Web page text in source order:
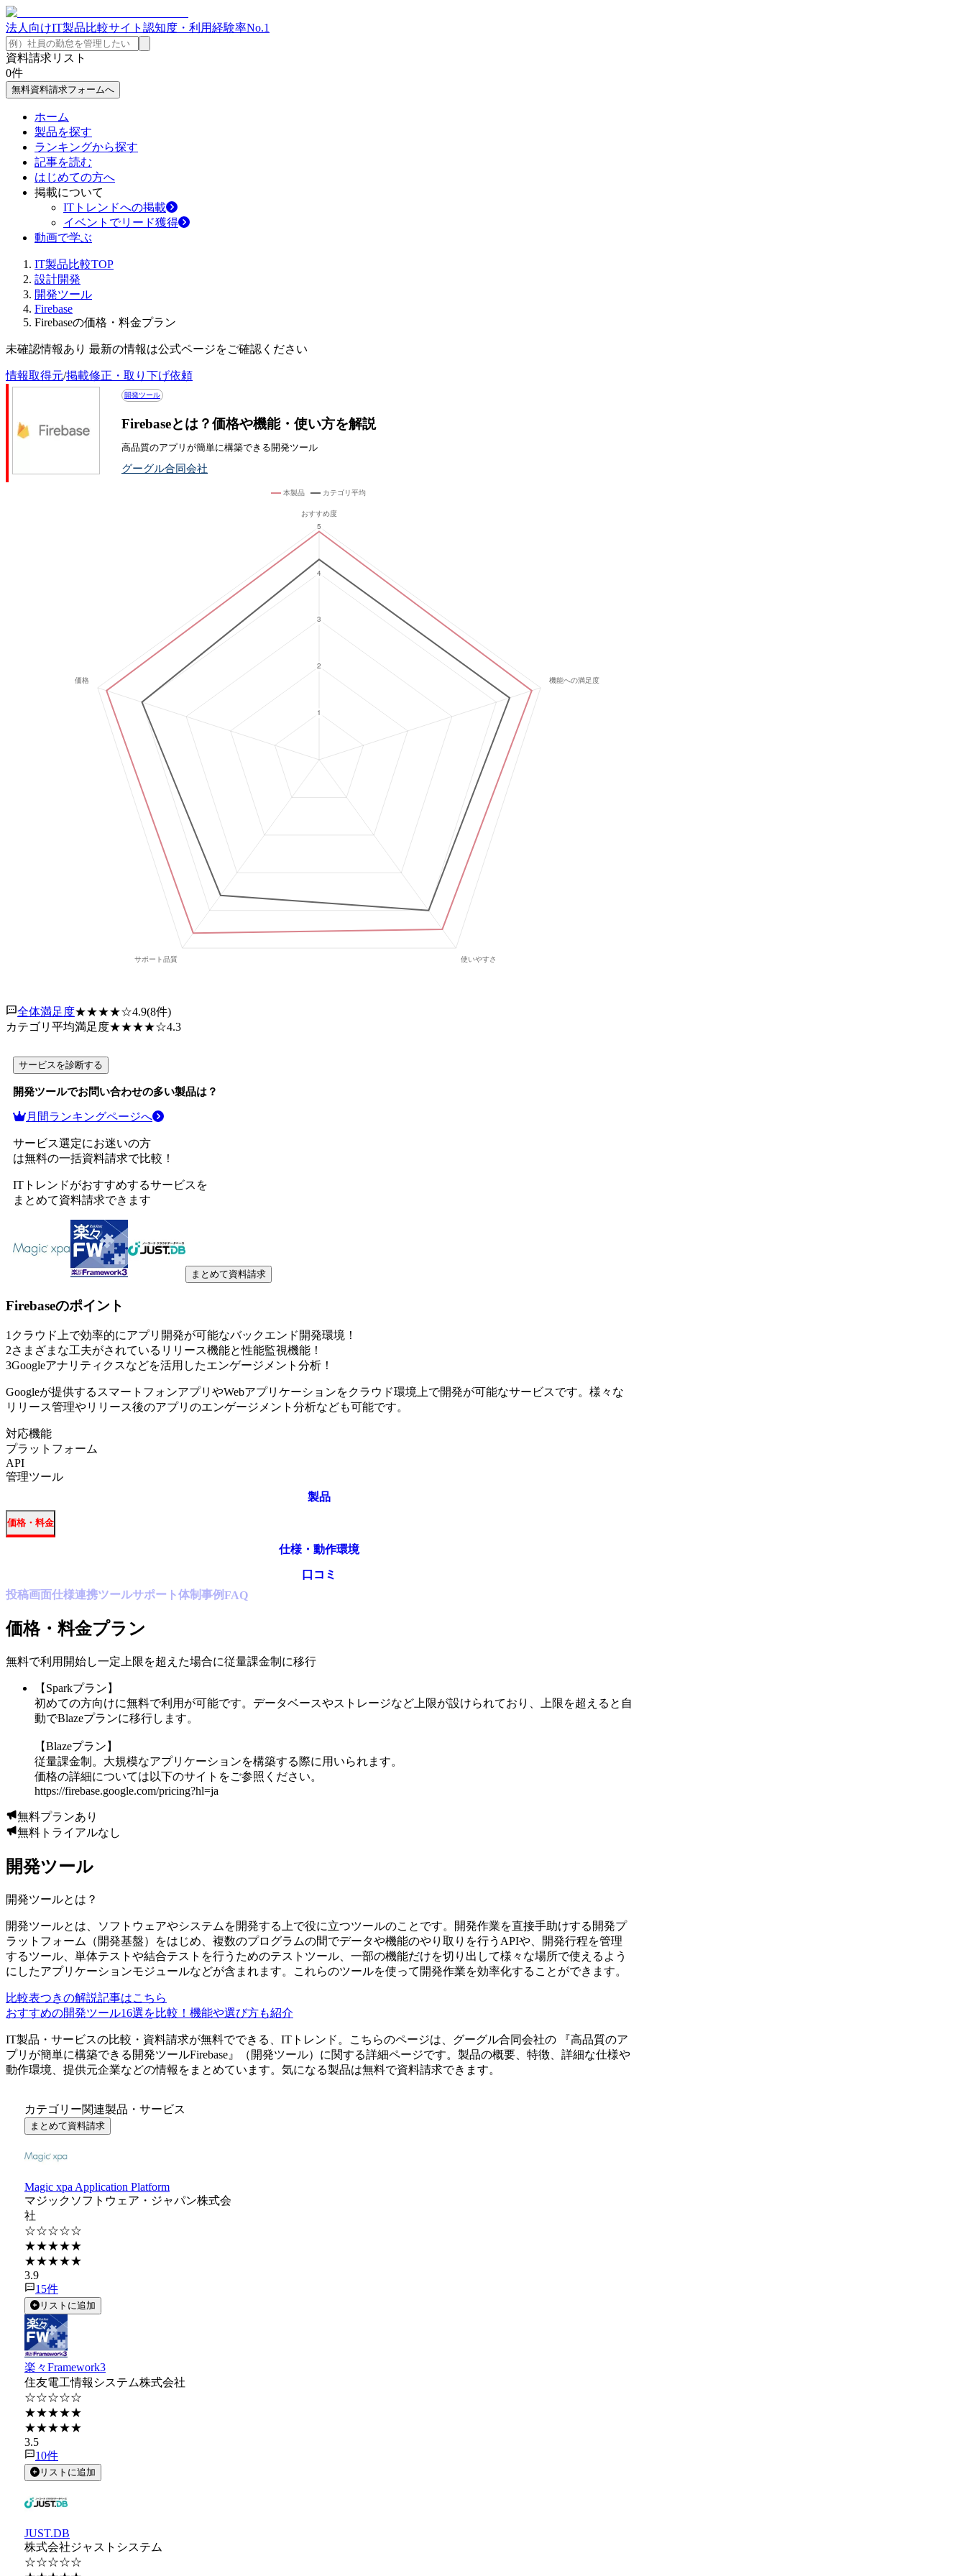
法人向けIT製品比較サイト 認知度・利用経験率No.1
資料請求リスト
0件
無料資料請求フォームへ
ホーム
製品を探す
ランキングから探す
記事を読む
はじめての方へ
掲載について
ITトレンドへの掲載
イベントでリード獲得
動画で学ぶ
IT製品比較TOP
設計開発
開発ツール
Firebase
Firebaseの価格・料金プラン
未確認情報あり 最新の情報は公式ページをご確認ください
情報取得元/掲載修正・取り下げ依頼
開発ツール
Firebaseとは？価格や機能・使い方を解説
高品質のアプリが簡単に構築できる開発ツール
グーグル合同会社
全体満足度★★★★☆4.9(8件)
カテゴリ平均満足度★★★★☆4.3
サービスを診断する
開発ツールでお問い合わせの多い製品は？
月間ランキングページへ
サービス選定にお迷いの方
は無料の一括資料請求で比較！
ITトレンドがおすすめするサービスを
まとめて資料請求できます
まとめて資料請求
Firebaseのポイント
1クラウド上で効率的にアプリ開発が可能なバックエンド開発環境！
2さまざまな工夫がされているリリース機能と性能監視機能！
3Googleアナリティクスなどを活用したエンゲージメント分析！
Googleが提供するスマートフォンアプリやWebアプリケーションをクラウド環境上で開発が可能なサービスです。様々な
リリース管理やリリース後のアプリのエンゲージメント分析なども可能です。
対応機能
プラットフォーム
API
管理ツール
製品
価格・料金
仕様・動作環境
口コミ
投稿画面仕様連携ツールサポート体制 事例FAQ
価格・料金プラン
無料で利用開始し一定上限を超えた場合に従量課金制に移行
【Sparkプラン】
初めての方向けに無料で利用が可能です。データベースやストレージなど上限が設けられており、上限を超えると自
動でBlazeプランに移行します。
【Blazeプラン】
従量課金制。大規模なアプリケーションを構築する際に用いられます。
価格の詳細については以下のサイトをご参照ください。
https://firebase.google.com/pricing?hl=ja
無料プランあり
無料トライアルなし
開発ツール
開発ツールとは？
開発ツールとは、ソフトウェアやシステムを開発する上で役に立つツールのことです。開発作業を直接手助けする開発プ
ラットフォーム（開発基盤）をはじめ、複数のプログラムの間でデータや機能のやり取りを行うAPIや、開発行程を管理
するツール、単体テストや結合テストを行うためのテストツール、一部の機能だけを切り出して様々な場所で使えるよう
にしたアプリケーションモジュールなどが含まれます。これらのツールを使って開発作業を効率化することができます。
比較表つきの解説記事はこちら
おすすめの開発ツール16選を比較！機能や選び方も紹介
IT製品・サービスの比較・資料請求が無料でできる、ITトレンド。こちらのページは、 グーグル合同会社の 『高品質のア
プリが簡単に構築できる開発ツールFirebase 』（ 開発ツール）に関する詳細ページです。製品の概要、特徴、詳細な仕様や
動作環境、提供元企業などの情報をまとめています。気になる製品は無料で資料請求できます。
カテゴリー関連製品・サービス
まとめて資料請求
Magic xpa Application Platform
マジックソフトウェア・ジャパン株式会
社
☆☆☆☆☆
★★★★★
★★★★★
3.9
15件
リストに追加
楽々Framework3
住友電工情報システム株式会社
☆☆☆☆☆
★★★★★
★★★★★
3.5
10件
リストに追加
JUST.DB
株式会社ジャストシステム
☆☆☆☆☆